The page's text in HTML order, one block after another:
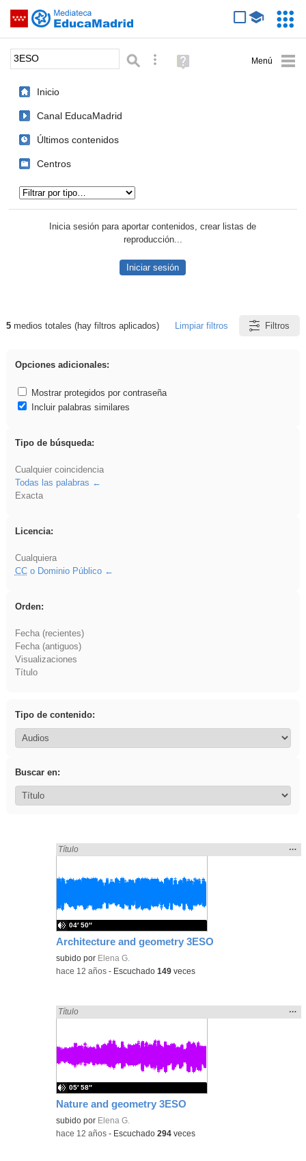
Saltar navegación
Palabra o frase: Búsqueda avanzada
Ayuda
(en
Inicio
Canal EducaMadrid
Últimos contenidos
Centros
Inicia sesión para aportar contenidos, crear listas de
reproducción...
Iniciar sesión
Resultados de: 3ESO
5medios totales (hay filtros aplicados) Limpiar filtros Filtros
Opciones adicionales:
Mostrar protegidos por contraseña
Incluir palabras similares
Tipo de búsqueda:
Cualquier coincidencia
Todas las palabras
Exacta
Licencia:
Cualquiera
CCo Dominio Público
Orden:
Fecha (recientes)
Fecha (antiguos)
Visualizaciones
Título
Tipo de contenido:
Buscar en:
Architecture and geometry 3ESO
Encontrado «3ESO» en:
Título
la
…
subido por Elena G.
04′ 50″
-hace 12 años - Escuchado149 veces
Nature and geometry 3ESO
Encontrado «3ESO» en:
Título
la
…
subido por Elena G.
05′ 58″
-hace 12 años - Escuchado294 veces